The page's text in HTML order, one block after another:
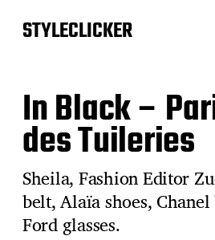
STYLECLICKER
In Black –
des Tuileries
Sheila, Fashion Editor
belt, Alaïa shoes,
Ford glasses.